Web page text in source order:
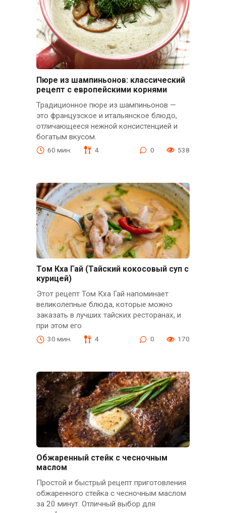
Пюре из шампиньонов: классический
рецепт с европейскими корнями
Традиционное пюре из шампиньонов —
это французское и итальянское блюдо,
отличающееся нежной консистенцией и
богатым вкусом.
60 мин. 4 0 538
Том Кха Гай (Тайский кокосовый суп с
курицей)
Этот рецепт Том Кха Гай напоминает
великолепные блюда, которые можно
заказать в лучших тайских ресторанах, и
при этом его
30 мин. 4 0 170
Обжаренный стейк с чесночным
маслом
Простой и быстрый рецепт приготовления
обжаренного стейка с чесночным маслом
за 20 минут. Отличный выбор для